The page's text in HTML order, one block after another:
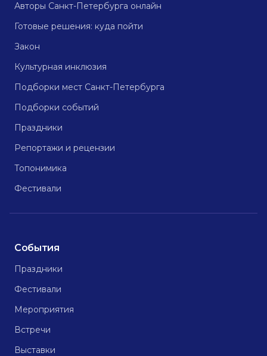
Авторы Санкт-Петербурга онлайн
Готовые решения: куда пойти
Закон
Культурная инклюзия
Подборки мест Санкт-Петербурга
Подборки событий
Праздники
Репортажи и рецензии
Топонимика
Фестивали
События
Праздники
Фестивали
Мероприятия
Встречи
Выставки